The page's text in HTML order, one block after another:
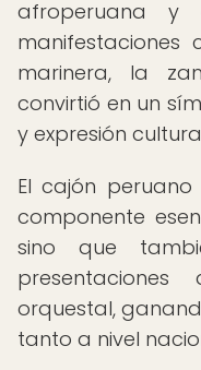
afroperuana y
manifestaciones
marinera, la
convirtió en un
y expresión
El cajón
componente
sino que
orquestal,
tanto a nivel